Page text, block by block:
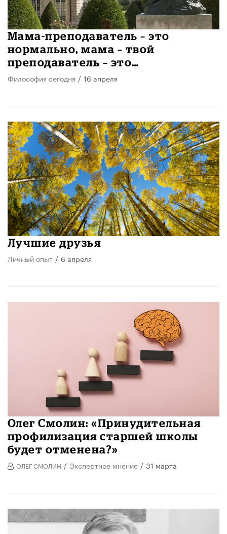
​Мама-преподаватель – это
нормально, мама – твой
преподаватель – это…
Философия сегодня / 16 апреля
Лучшие друзья
Личный опыт / 6 апреля
​Олег Смолин: «Принудительная
профилизация старшей школы
будет отменена?»
ОЛЕГ СМОЛИН / Экспертное мнение / 31 марта